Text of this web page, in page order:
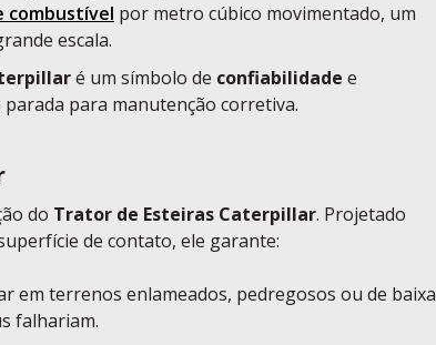
combustível por metro cúbico movimentado, um
escala.
é um símbolo de confiabilidade e
para manutenção corretiva.
do Trator de Esteiras Caterpillar. Projetado
de contato, ele garante:
em terrenos enlameados, pedregosos ou de baixa
falhariam.